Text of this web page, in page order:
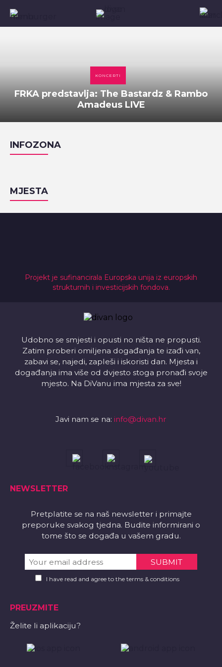
KONCERTI
FRKA predstavlja: The Bastardz & Rambo
Amadeus LIVE
INFOZONA
MJESTA
Projekt je sufinancirala Europska unija iz europskih
strukturnih i investicijskih fondova.
Udobno se smjesti i opusti no ništa ne propusti.
Zatim proberi omiljena događanja te izađi van,
zabavi se, najedi, zapleši i iskoristi dan. Mjesta i
događanja ima više od dvjesto stoga pronađi svoje
mjesto. Na DiVanu ima mjesta za sve!
Javi nam se na: info@divan.hr
NEWSLETTER
Pretplatite se na naš newsletter i primajte
preporuke svakog tjedna. Budite informirani o
tome što se događa u vašem gradu.
I have read and agree to the terms & conditions
PREUZMITE
Želite li aplikaciju?